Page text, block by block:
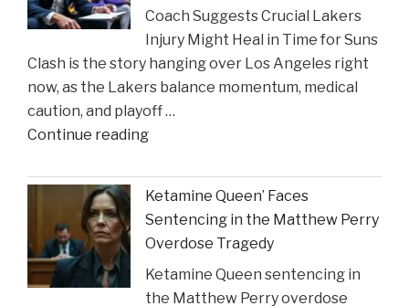
Reveal
New
Insights
on
Construction
Accident
Coach Suggests Crucial Lakers
Injury Might Heal in Time for Suns
Clash is the story hanging over Los Angeles right
now, as the Lakers balance momentum, medical
caution, and playoff …
Continue reading"Coach
Crucial
Lakers
Injury
Might
Heal
in
Ketamine Queen’ Faces
Sentencing in the Matthew Perry
Overdose Tragedy
Ketamine Queen sentencing in
the Matthew Perry overdose